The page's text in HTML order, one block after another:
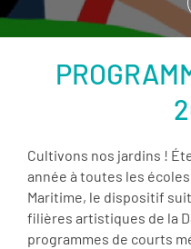
Cultivons nos jardins !
année à toutes les
Maritime, le dispositif
filières artistiques de la
programmes de courts